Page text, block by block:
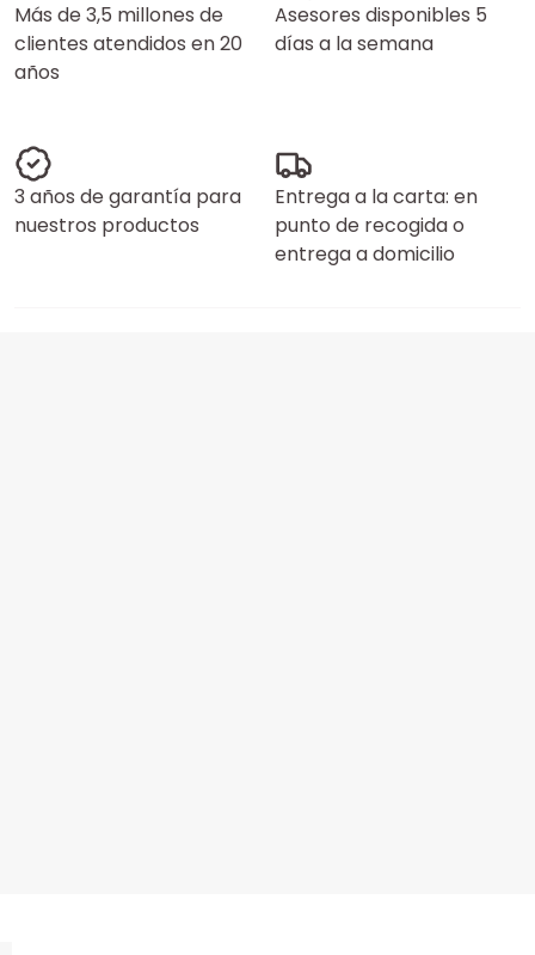
Más de 3,5 millones de
clientes atendidos en 20
años
Asesores disponibles 5
días a la semana
3 años de garantía para
nuestros productos
Entrega a la carta: en
punto de recogida o
entrega a domicilio